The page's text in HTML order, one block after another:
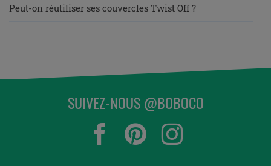
Peut-on réutiliser ses couvercles Twist Off ?
SUIVEZ-NOUS @BOBOCO